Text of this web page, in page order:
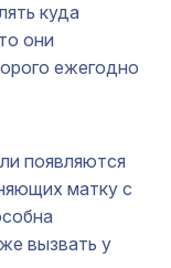
куда
они
ежегодно
появляются
матку с
вызвать у